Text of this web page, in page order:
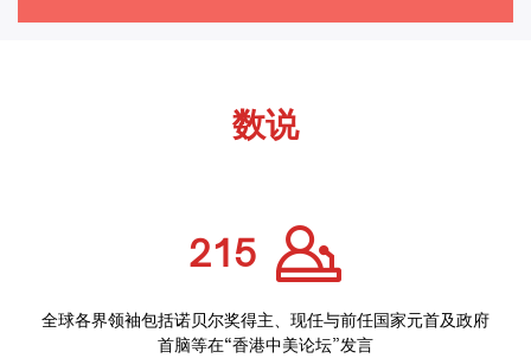
数说
215
全球各界领袖包括诺贝尔奖得主、现任与前任国家元首及政府
首脑等在“香港中美论坛”发言